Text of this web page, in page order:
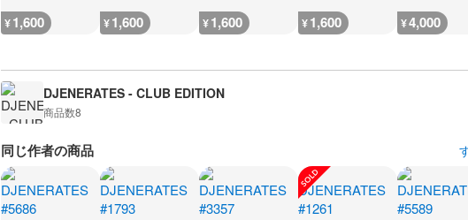
¥1,600 ¥1,600 ¥1,600 ¥1,600 ¥4,000
DJENERATES - CLUB EDITION
商品数8
同じ作者の商品